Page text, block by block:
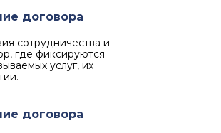
договора
сотрудничества и
где фиксируются
услуг, их
договора